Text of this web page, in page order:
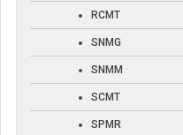
RCMT
SNMG
SNMM
SCMT
SPMR